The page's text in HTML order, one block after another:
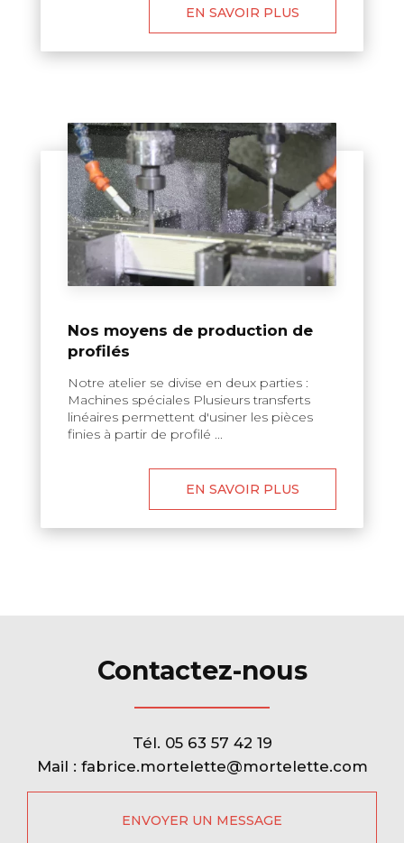
EN SAVOIR PLUS
Nos moyens de production de
profilés
Notre atelier se divise en deux parties :
Machines spéciales Plusieurs transferts
linéaires permettent d'usiner les pièces
finies à partir de profilé ...
EN SAVOIR PLUS
Contactez-nous
Tél. 05 63 57 42 19
Mail : fabrice.mortelette@mortelette.com
ENVOYER UN MESSAGE